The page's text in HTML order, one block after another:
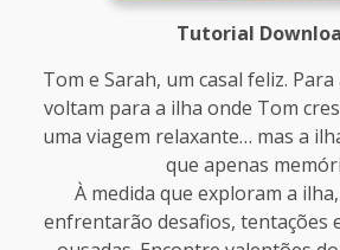
Tutorial
Tom e Sarah, um casal feliz.
voltam para a ilha onde Tom
uma viagem relaxante… mas a
que apenas
À medida que exploram a
enfrentarão desafios, tentações